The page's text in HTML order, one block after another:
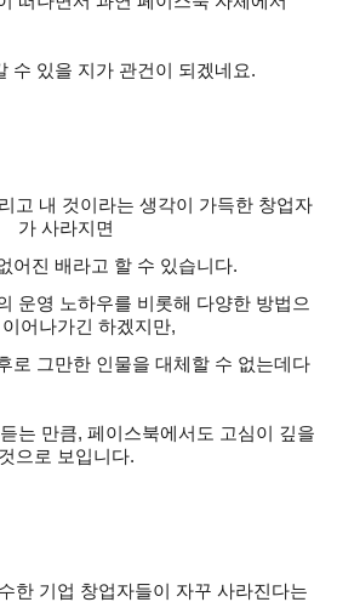
수 있을 지가 관건이 되겠네요.
고 내 것이라는 생각이 가득한 창업자
가 사라지면
어진 배라고 할 수 있습니다.
운영 노하우를 비롯해 다양한 방법으
이어나가긴 하겠지만,
로 그만한 인물을 대체할 수 없는데다
는 만큼, 페이스북에서도 고심이 깊을
것으로 보입니다.
한 기업 창업자들이 자꾸 사라진다는